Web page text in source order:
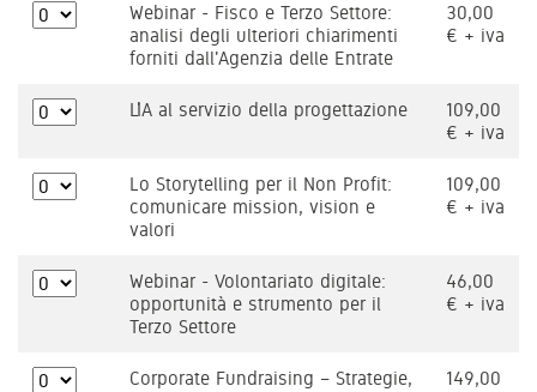
Webinar - Fisco e Terzo Settore:
analisi degli ulteriori chiarimenti
forniti dall'Agenzia delle Entrate
30,00
€ + iva
L’IA al servizio della progettazione
109,00
€ + iva
Lo Storytelling per il Non Profit:
comunicare mission, vision e
valori
109,00
€ + iva
Webinar - Volontariato digitale:
opportunità e strumento per il
Terzo Settore
46,00
€ + iva
Corporate Fundraising – Strategie,
149,00